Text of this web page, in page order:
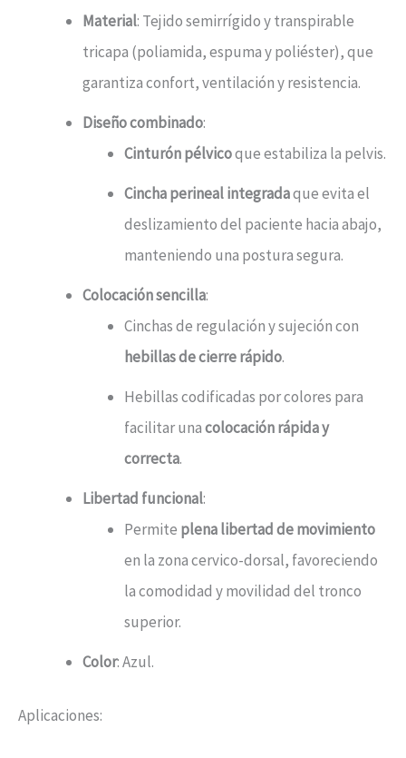
Material: Tejido semirrígido y transpirable
tricapa (poliamida, espuma y poliéster), que
garantiza confort, ventilación y resistencia.
Diseño combinado:
Cinturón pélvicoque estabiliza la pelvis.
Cincha perineal integradaque evita el
deslizamiento del paciente hacia abajo,
manteniendo una postura segura.
Colocación sencilla:
Cinchas de regulación y sujeción con
hebillas de cierre rápido.
Hebillas codificadas por colores para
facilitar unacolocación rápida y
correcta.
Libertad funcional:
Permite plena libertad de movimiento
en la zona cervico-dorsal, favoreciendo
la comodidad y movilidad del tronco
superior.
Color: Azul.
Aplicaciones: